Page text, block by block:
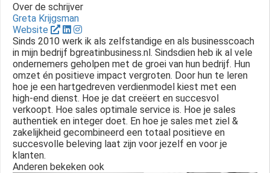
Over de schrijver
Greta Krijgsman
Website
Sinds 2010 werk ik als zelfstandige en als businesscoach
in mijn bedrijf bgreatinbusiness.nl. Sindsdien heb ik al vele
ondernemers geholpen met de groei van hun bedrijf. Hun
omzet én positieve impact vergroten. Door hun te leren
hoe je een hartgedreven verdienmodel kiest met een
high-end dienst. Hoe je dat creëert en succesvol
verkoopt. Hoe sales optimale service is. Hoe je sales
authentiek en integer doet. En hoe je sales met ziel &
zakelijkheid gecombineerd een totaal positieve en
succesvolle beleving laat zijn voor jezelf en voor je
klanten.
Anderen bekeken ook